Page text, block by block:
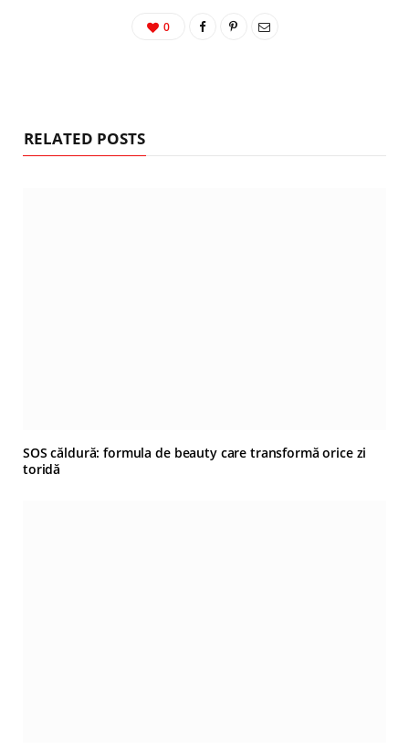
0
RELATED POSTS
SOS căldură: formula de beauty care transformă orice zi
toridă